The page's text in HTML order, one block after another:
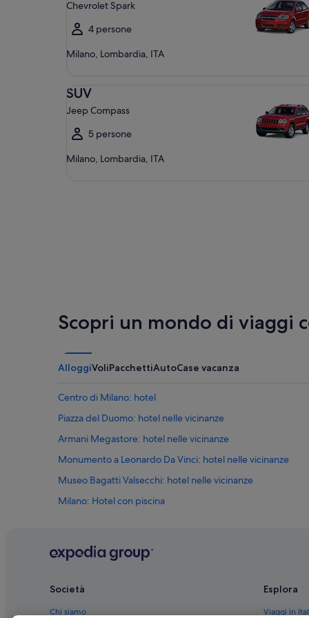
Chevrolet Spark
4 persone
Milano, Lombardia, ITA
SUV
Jeep Compass
5 persone
Milano, Lombardia, ITA
Scopri un mondo di viaggi
AlloggiVoliPacchettiAutoCase vacanza
Centro di Milano: hotel
Piazza del Duomo: hotel nelle vicinanze
Armani Megastore: hotel nelle vicinanze
Monumento a Leonardo Da Vinci: hotel nelle vicinanze
Museo Bagatti Valsecchi: hotel nelle vicinanze
Milano: Hotel con piscina
Centro di Milano: Hotel con piscina
Centro di Milano: Boutique hotel
Società
Chi siamo
Esplora
Viaggi in